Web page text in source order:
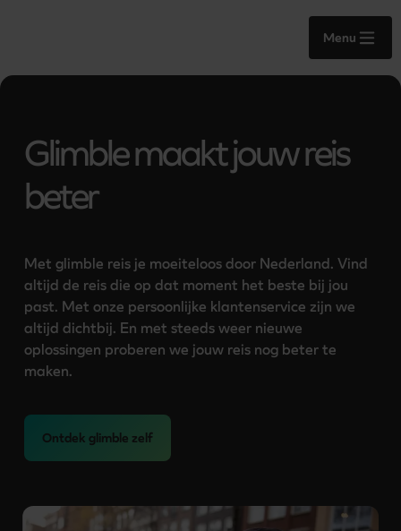
Menu
Glimble maakt jouw reis
beter
Met glimble reis je moeiteloos door Nederland. Vind
altijd de reis die op dat moment het beste bij jou
past. Met onze persoonlijke klantenservice zijn we
altijd dichtbij. En met steeds weer nieuwe
oplossingen proberen we jouw reis nog beter te
maken.
Ontdek glimble zelf